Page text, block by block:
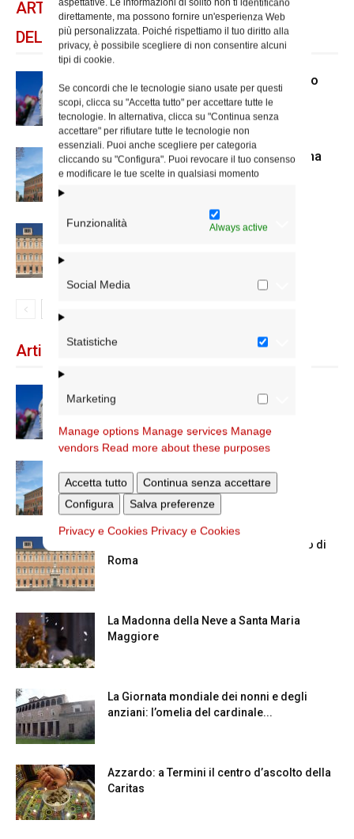
aspettative. Le informazioni di solito non ti identificano
direttamente, ma possono fornire un'esperienza Web
più personalizzata. Poiché rispettiamo il tuo diritto alla
privacy, è possibile scegliere di non consentire alcuni
tipi di cookie.
Se concordi che le tecnologie siano usate per questi
scopi, clicca su "Accetta tutto" per accettare tutte le
tecnologie. In alternativa, clicca su "Continua senza
accettare" per rifiutare tutte le tecnologie non
essenziali. Puoi anche scegliere per categoria
cliccando su "Configura". Puoi revocare il tuo consenso
e modificare le tue scelte in qualsiasi momento
Funzionalità Always active
Social Media
Statistiche
Marketing
Manage options Manage services Manage
vendors Read more about these purposes
Accetta tutto
Continua senza accettare
Configura
Salva preferenze
Privacy e Cookies Privacy e Cookies
ARTICOLI CORRELATI
DELLO STESSO AUTORE
Dal 28 al 31 agosto il pellegrinaggio
diocesano a Lourdes
Nuove nomine nella diocesi di Roma
Chiusura estiva degli Uffici del
Articoli recenti
Dal 28 al 31 agosto il pellegrinaggio
diocesano a Lourdes
Chiusura estiva degli Uffici del Vicariato di
Roma
La Madonna della Neve a Santa Maria
Maggiore
La Giornata mondiale dei nonni e degli
anziani: l’omelia del cardinale...
Azzardo: a Termini il centro d’ascolto della
Caritas